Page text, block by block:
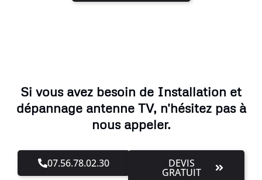
Si vous avez besoin de Installation et
dépannage antenne TV, n'hésitez pas à
nous appeler.
07.56.78.02.30 DEVIS
GRATUIT